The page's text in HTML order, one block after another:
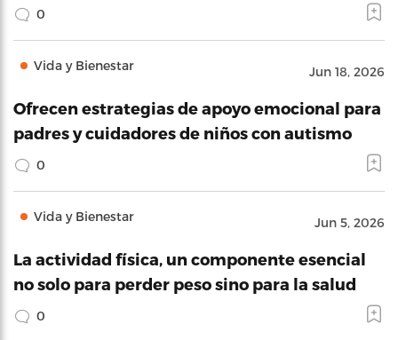
0
Vida y Bienestar Jun 18, 2026
Ofrecen estrategias de apoyo emocional para
padres y cuidadores de niños con autismo
0
Vida y Bienestar Jun 5, 2026
La actividad física, un componente esencial
no solo para perder peso sino para la salud
0